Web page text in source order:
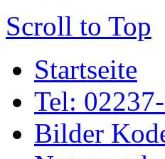
Scroll to Top
Startseite
Tel:
Bilder